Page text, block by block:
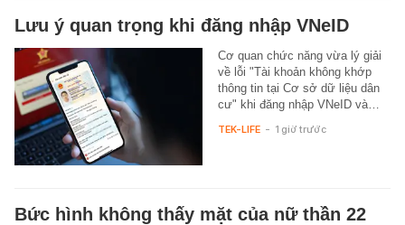
Lưu ý quan trọng khi đăng nhập VNeID
Cơ quan chức năng vừa lý giải
về lỗi "Tài khoản không khớp
thông tin tại Cơ sở dữ liệu dân
cư" khi đăng nhập VNeID và…
TEK-LIFE - 1 giờ trước
Bức hình không thấy mặt của nữ thần 22